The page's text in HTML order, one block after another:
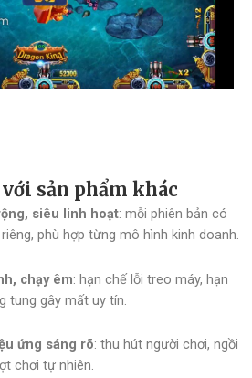
sản phẩm khác
siêu linh hoạt: mỗi phiên bản có
phù hợp từng mô hình kinh doanh.
chạy êm: hạn chế lỗi treo máy, hạn
tung gây mất uy tín.
ứng sáng rõ: thu hút người chơi, ngồi
chơi tự nhiên.